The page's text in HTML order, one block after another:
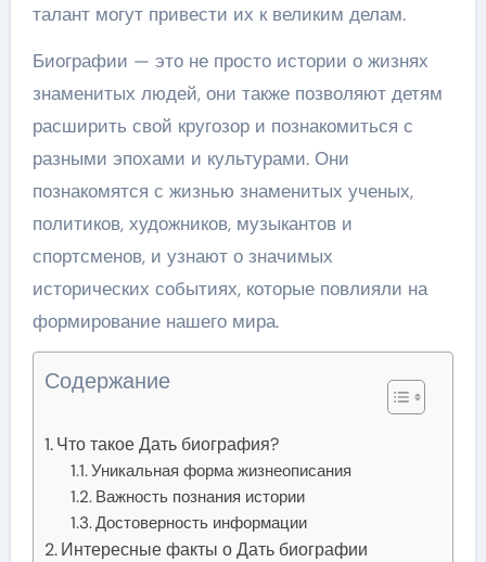
талант могут привести их к великим делам.
Биографии — это не просто истории о жизнях
знаменитых людей, они также позволяют детям
расширить свой кругозор и познакомиться с
разными эпохами и культурами. Они
познакомятся с жизнью знаменитых ученых,
политиков, художников, музыкантов и
спортсменов, и узнают о значимых
исторических событиях, которые повлияли на
формирование нашего мира.
Содержание
Что такое Дать биография?
Уникальная форма жизнеописания
Важность познания истории
Достоверность информации
Интересные факты о Дать биографии